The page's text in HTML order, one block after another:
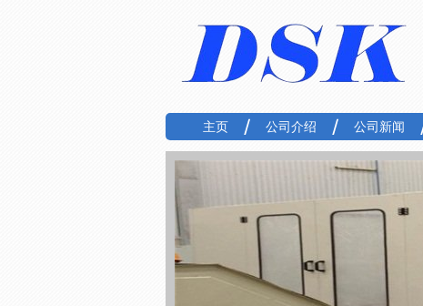
主页 公司介绍 公司新闻